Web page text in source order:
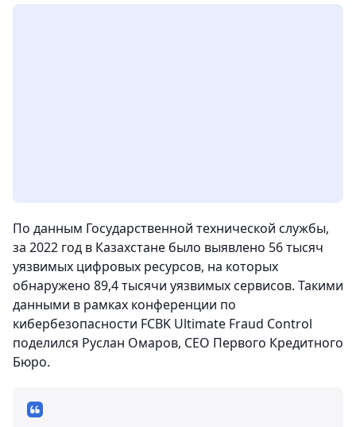
По данным Государственной технической службы,
за 2022 год в Казахстане было выявлено 56 тысяч
уязвимых цифровых ресурсов, на которых
обнаружено 89,4 тысячи уязвимых сервисов. Такими
данными в рамках конференции по
кибербезопасности FCBK Ultimate Fraud Control
поделился Руслан Омаров, СЕО Первого Кредитного
Бюро.